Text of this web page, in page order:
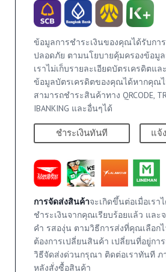
ข้อมูลการชำระเงินของคุณได้รับการ
ปลอดภัย ตามนโยบายคุ้มครองข้อมู
เราไม่เก็บรายละเอียดบัตรเครดิตแล
ข้อมูลบัตรเครดิตของคุณได้หากคุณ
สามารถชำระสินค้าทาง QRCODE,
IBANKING และอื่นๆได้
ชำระเงินทันที แจ้
การจัดส่งสินค้าจะเกิดขึ้นต่อเมื่อเรา
ชำระเงินจากคุณเรียบร้อยแล้ว และ
คำ รสองุ่น ตามวิธีการส่งที่คุณเลือก
ต้องการเปลี่ยนสินค้า เปลี่ยนที่อยู่กา
วิธีจัดส่งด่วนกรุณา ติดต่อเราทันที ภ
หลังสั่งซื้อสินค้า